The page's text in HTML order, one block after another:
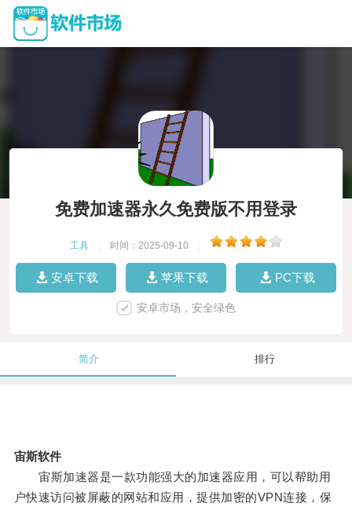
免费加速器永久免费版不用登录
工具 时间：2025-09-10
安卓下载 苹果下载 PC下载
安卓市场，安全绿色
简介 排行
宙斯软件
宙斯加速器是一款功能强大的加速器应用，可以帮助用
户快速访问被屏蔽的网站和应用，提供加密的VPN连接，保